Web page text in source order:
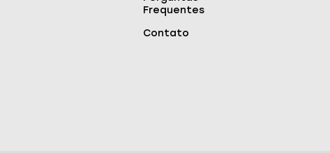
Frequentes
Contato